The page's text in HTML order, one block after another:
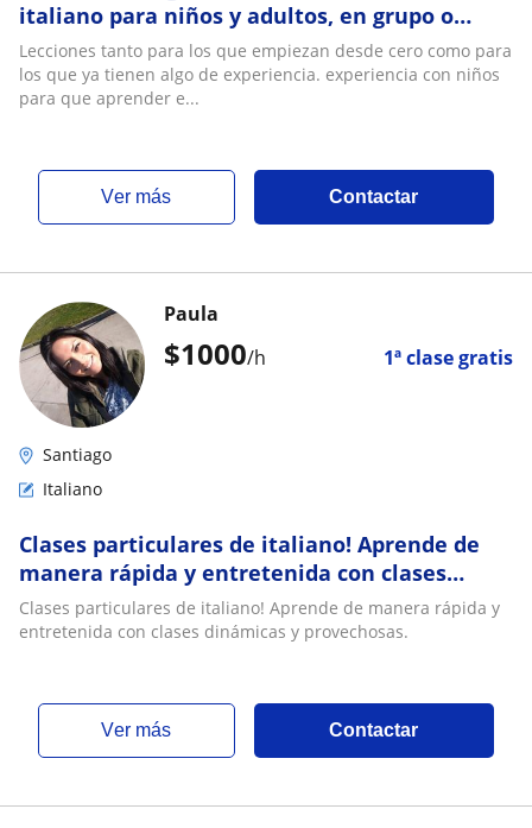
italiano para niños y adultos, en grupo o
privado, en presencia o en línea
Lecciones tanto para los que empiezan desde cero como para
los que ya tienen algo de experiencia. experiencia con niños
para que aprender e...
ver más Contactar
$1000/h 1ª clase gratis
Paula
Santiago
Italiano
Clases particulares de italiano! Aprende de
manera rápida y entretenida con clases
dinámicas y provechosas
Clases particulares de italiano! Aprende de manera rápida y
entretenida con clases dinámicas y provechosas.
ver más Contactar